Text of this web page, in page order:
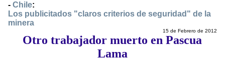
- Chile:
Los publicitados "claros criterios de seguridad" de la
minera
15 de Febrero de 2012
Otro trabajador muerto en Pascua
Lama